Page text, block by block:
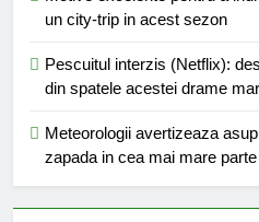
un city-trip in acest sezon
Pescuitul interzis (Netflix):
din spatele acestei drame
Meteorologii avertizeaza
zapada in cea mai mare